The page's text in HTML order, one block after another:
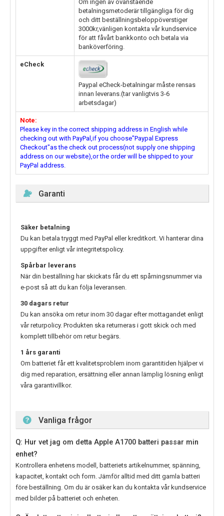
Om ingen av ovanstående
betalningsmetoderär tillgängliga för dig
och ditt beställningsbeloppöverstiger
3000kr,vänligen kontakta vår kundservice
för att fåvårt bankkonto och betala via
banköverföring.
eCheck
Paypal eCheck-betalningar måste rensas
innan leverans.(tar vanligtvis 3-6
arbetsdagar)
Note:
Please key in the correct shipping address in English while
checking out with PayPal,if you choose"Paypal Express
Checkout"as the check out process(not supply one shipping
address on our website),or the order will be shipped to your
PayPal address.
Garanti
Säker betalning
Du kan betala tryggt med PayPal eller kreditkort. Vi hanterar dina
uppgifter enligt vår integritetspolicy.
Spårbar leverans
När din beställning har skickats får du ett spårningsnummer via
e-post så att du kan följa leveransen.
30 dagars retur
Du kan ansöka om retur inom 30 dagar efter mottagandet enligt
vår returpolicy. Produkten ska returneras i gott skick och med
komplett tillbehör om retur begärs.
1 års garanti
Om batteriet får ett kvalitetsproblem inom garantitiden hjälper vi
dig med reparation, ersättning eller annan lämplig lösning enligt
våra garantivillkor.
Vanliga frågor
Q: Hur vet jag om detta Apple A1700 batteri passar min
enhet?
Kontrollera enhetens modell, batteriets artikelnummer, spänning,
kapacitet, kontakt och form. Jämför alltid med ditt gamla batteri
före beställning. Om du är osäker kan du kontakta vår kundservice
med bilder på batteriet och enheten.